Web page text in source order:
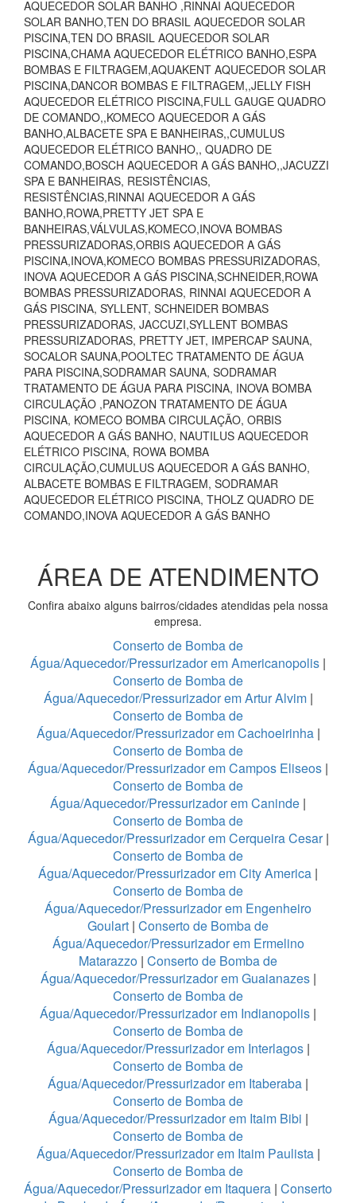
AQUECEDOR SOLAR BANHO ,RINNAI AQUECEDOR
SOLAR BANHO,TEN DO BRASIL AQUECEDOR SOLAR
PISCINA,TEN DO BRASIL AQUECEDOR SOLAR
PISCINA,CHAMA AQUECEDOR ELÉTRICO BANHO,ESPA
BOMBAS E FILTRAGEM,AQUAKENT AQUECEDOR SOLAR
PISCINA,DANCOR BOMBAS E FILTRAGEM,,JELLY FISH
AQUECEDOR ELÉTRICO PISCINA,FULL GAUGE QUADRO
DE COMANDO,,KOMECO AQUECEDOR A GÁS
BANHO,ALBACETE SPA E BANHEIRAS,,CUMULUS
AQUECEDOR ELÉTRICO BANHO,, QUADRO DE
COMANDO,BOSCH AQUECEDOR A GÁS BANHO,,JACUZZI
SPA E BANHEIRAS, RESISTÊNCIAS,
RESISTÊNCIAS,RINNAI AQUECEDOR A GÁS
BANHO,ROWA,PRETTY JET SPA E
BANHEIRAS,VÁLVULAS,KOMECO,INOVA BOMBAS
PRESSURIZADORAS,ORBIS AQUECEDOR A GÁS
PISCINA,INOVA,KOMECO BOMBAS PRESSURIZADORAS,
INOVA AQUECEDOR A GÁS PISCINA,SCHNEIDER,ROWA
BOMBAS PRESSURIZADORAS, RINNAI AQUECEDOR A
GÁS PISCINA, SYLLENT, SCHNEIDER BOMBAS
PRESSURIZADORAS, JACCUZI,SYLLENT BOMBAS
PRESSURIZADORAS, PRETTY JET, IMPERCAP SAUNA,
SOCALOR SAUNA,POOLTEC TRATAMENTO DE ÁGUA
PARA PISCINA,SODRAMAR SAUNA, SODRAMAR
TRATAMENTO DE ÁGUA PARA PISCINA, INOVA BOMBA
CIRCULAÇÃO ,PANOZON TRATAMENTO DE ÁGUA
PISCINA, KOMECO BOMBA CIRCULAÇÃO, ORBIS
AQUECEDOR A GÁS BANHO, NAUTILUS AQUECEDOR
ELÉTRICO PISCINA, ROWA BOMBA
CIRCULAÇÃO,CUMULUS AQUECEDOR A GÁS BANHO,
ALBACETE BOMBAS E FILTRAGEM, SODRAMAR
AQUECEDOR ELÉTRICO PISCINA, THOLZ QUADRO DE
COMANDO,INOVA AQUECEDOR A GÁS BANHO
ÁREA DE ATENDIMENTO
Confira abaixo alguns bairros/cidades atendidas pela nossa
empresa.
Conserto de Bomba de
Água/Aquecedor/Pressurizador em Americanopolis |
Conserto de Bomba de
Água/Aquecedor/Pressurizador em Artur Alvim |
Conserto de Bomba de
Água/Aquecedor/Pressurizador em Cachoeirinha|
Conserto de Bomba de
Água/Aquecedor/Pressurizador em Campos Eliseos |
Conserto de Bomba de
Água/Aquecedor/Pressurizador em Caninde |
Conserto de Bomba de
Água/Aquecedor/Pressurizador em Cerqueira Cesar|
Conserto de Bomba de
Água/Aquecedor/Pressurizador em City America |
Conserto de Bomba de
Água/Aquecedor/Pressurizador em Engenheiro
Goulart | Conserto de Bomba de
Água/Aquecedor/Pressurizador em Ermelino
Matarazzo | Conserto de Bomba de
Água/Aquecedor/Pressurizador em Guaianazes|
Conserto de Bomba de
Água/Aquecedor/Pressurizador em Indianopolis |
Conserto de Bomba de
Água/Aquecedor/Pressurizador em Interlagos|
Conserto de Bomba de
Água/Aquecedor/Pressurizador em Itaberaba |
Conserto de Bomba de
Água/Aquecedor/Pressurizador em Itaim Bibi |
Conserto de Bomba de
Água/Aquecedor/Pressurizador em Itaim Paulista |
Conserto de Bomba de
Água/Aquecedor/Pressurizador em Itaquera | Conserto